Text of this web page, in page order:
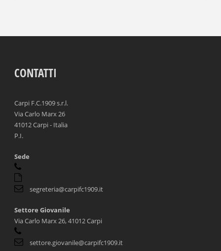
CONTATTI
Carpi F.C.1909 s.r.l.
Via Carlo Marx 26
41012 Carpi - Italia
P.I.
Sede
segreteria@carpifc1909.it
Settore Giovanile
Via Carlo Marx 26, 41012 Carpi
settore.giovanile@carpifc1909.it